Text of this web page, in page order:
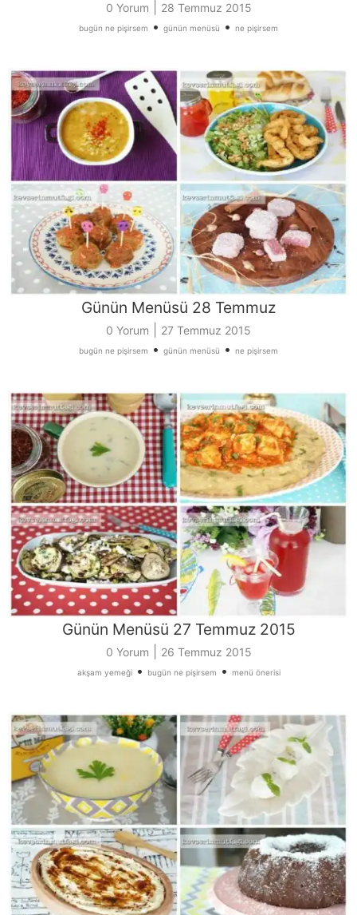
0 Yorum 28 Temmuz 2015
bugün ne pişirsem • günün menüsü • ne pişirsem
Günün Menüsü 28 Temmuz
0 Yorum 27 Temmuz 2015
bugün ne pişirsem • günün menüsü • ne pişirsem
Günün Menüsü 27 Temmuz 2015
0 Yorum 26 Temmuz 2015
akşam yemeği• bugün ne pişirsem • menü önerisi